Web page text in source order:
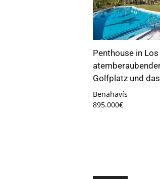
Penthouse in
Golfplatz und
Benahavís
895.000€